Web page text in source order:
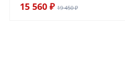
15 560 ₽ 19 450 ₽